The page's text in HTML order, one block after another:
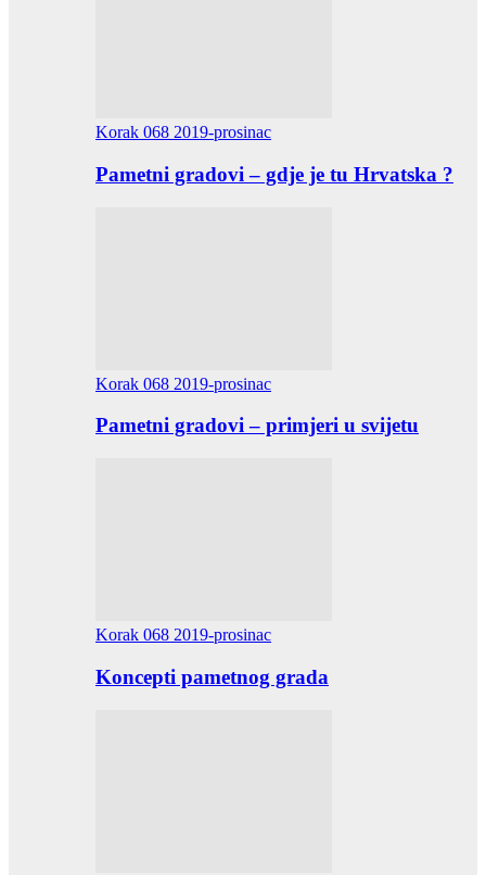
Korak 068 2019-prosinac
Pametni gradovi – gdje je tu Hrvatska ?
Korak 068 2019-prosinac
Pametni gradovi – primjeri u svijetu
Korak 068 2019-prosinac
Koncepti pametnog grada